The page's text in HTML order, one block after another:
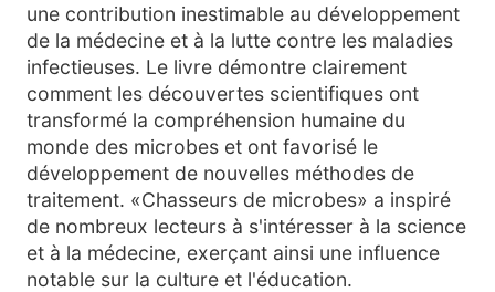
une contribution inestimable au développement
de la médecine et à la lutte contre les maladies
infectieuses. Le livre démontre clairement
comment les découvertes scientifiques ont
transformé la compréhension humaine du
monde des microbes et ont favorisé le
développement de nouvelles méthodes de
traitement. «Chasseurs de microbes» a inspiré
de nombreux lecteurs à s'intéresser à la science
et à la médecine, exerçant ainsi une influence
notable sur la culture et l'éducation.